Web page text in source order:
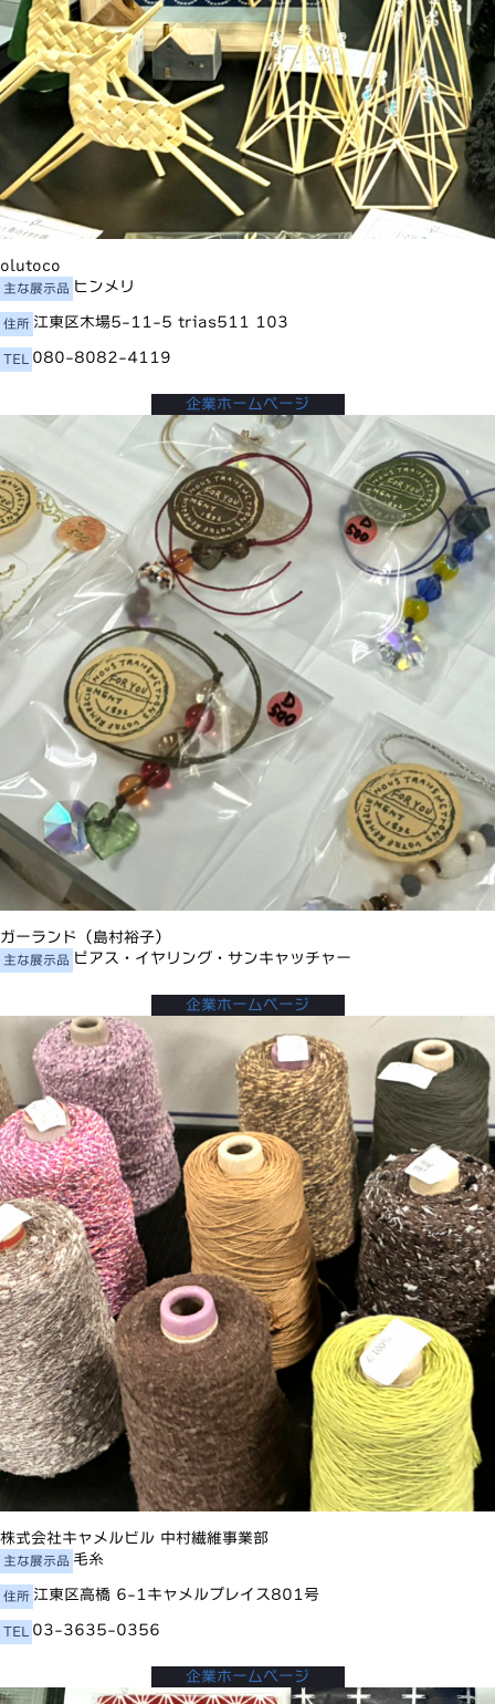
olutoco
主な展示品 ヒンメリ
住所 江東区木場5-11-5 trias511 103
TEL 080-8082-4119
企業ホームページ
ガーランド（島村裕子）
主な展示品 ピアス・イヤリング・サンキャッチャー
企業ホームページ
株式会社キャメルビル 中村繊維事業部
主な展示品 毛糸
住所 江東区高橋 6-1キャメルプレイス801号
TEL 03-3635-0356
企業ホームページ